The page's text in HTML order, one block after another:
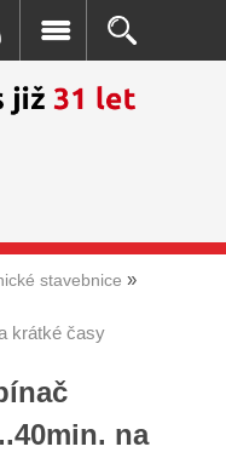
stavebnice
krátké časy
na